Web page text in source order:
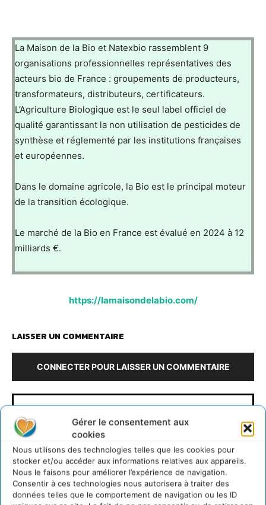
Gérer le consentement aux
cookies
Nous utilisons des technologies telles que les cookies pour
stocker et/ou accéder aux informations relatives aux appareils.
Nous le faisons pour améliorer l’expérience de navigation.
Consentir à ces technologies nous autorisera à traiter des
données telles que le comportement de navigation ou les ID
La Maison de la Bio et Natexbio rassemblent 9
organisations professionnelles représentatives des
acteurs bio de France : groupements de producteurs,
transformateurs, distributeurs, certificateurs.
L’Agriculture Biologique est le seul label officiel de
qualité garantissant la non utilisation de pesticides de
synthèse et réglementé par les institutions françaises
et européennes.
Dans le domaine agricole, la Bio est le principal moteur
de la transition écologique.
Le marché de la Bio en France est évalué en 2024 à 12
milliards €.
https://lamaisondelabio.com/
LAISSER UN COMMENTAIRE
CONNECTER POUR LAISSER UN COMMENTAIRE
Cyrille Souche